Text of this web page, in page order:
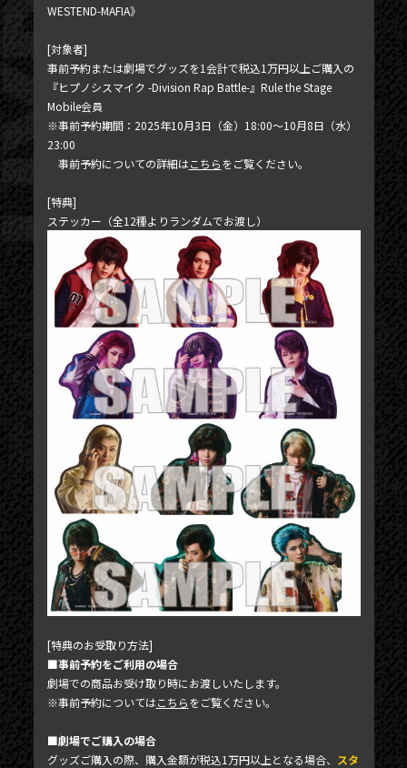
NEWS
TICKET
PHOTOGALLERY
BLOG
MOVIE
SCHEDULE
MAIL MAGAZINE / BIRTHDAY MAIL
MY PAGE
MEMBER'S CARD
WESTEND-MAFIA》
[対象者]
事前予約または劇場でグッズを1会計で税込1万円以上ご購入の
『ヒプノシスマイク -Division Rap Battle-』Rule the Stage
Mobile会員
※事前予約期間：2025年10月3日（金）18:00～10月8日（水）
23:00
事前予約についての詳細はこちらをご覧ください。
[特典]
ステッカー（全12種よりランダムでお渡し）
[特典のお受取り方法]
■事前予約をご利用の場合
劇場での商品お受け取り時にお渡しいたします。
※事前予約についてはこちらをご覧ください。
■劇場でご購入の場合
グッズご購入の際、購入金額が税込1万円以上となる場合、
スタ